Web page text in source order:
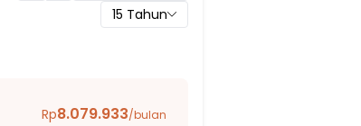
15 Tahun
Rp8.079.933/bulan